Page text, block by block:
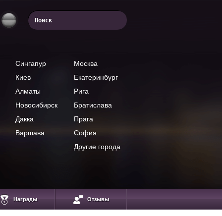
Сингапур
Москва
Киев
Екатеринбург
Алматы
Рига
Новосибирск
Братислава
Дакка
Прага
Варшава
София
Другие города
Награды Отзывы
ИнстаФорекс